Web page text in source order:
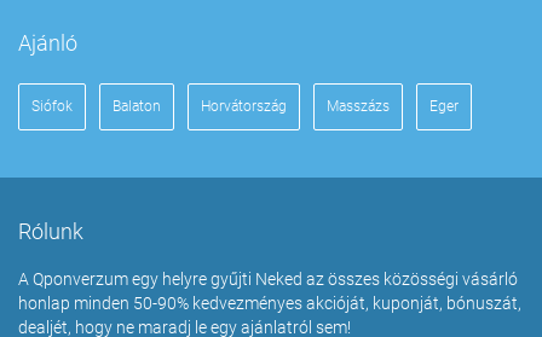
Ajánló
Siófok Balaton Horvátország Masszázs Eger
Rólunk
A Qponverzum egy helyre gyűjti Neked az összes közösségi vásárló
honlap minden 50-90% kedvezményes akcióját, kuponját, bónuszát,
dealjét, hogy ne maradj le egy ajánlatról sem!